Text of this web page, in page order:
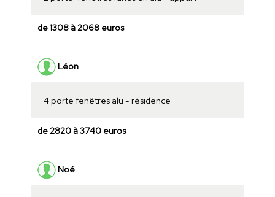
de 1308 à 2068 euros
Léon
4 porte fenêtres alu - résidence
de 2820 à 3740 euros
Noé